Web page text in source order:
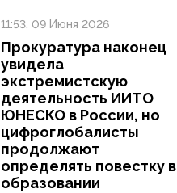
11:53, 09 Июня 2026
Прокуратура наконец
увидела
экстремистскую
деятельность ИИТО
ЮНЕСКО в России, но
цифроглобалисты
продолжают
определять повестку в
образовании